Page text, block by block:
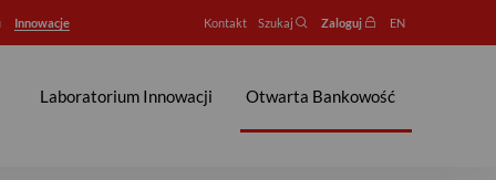
Innowacje Kontakt Szukaj Zaloguj EN
Laboratorium Innowacji Otwarta Bankowość